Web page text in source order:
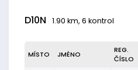
D10N 1.90 km, 6 kontrol
MÍSTO JMÉNO
REG.
ČÍSLO